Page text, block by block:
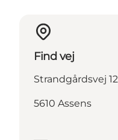
Find vej
Strandgårdsvej 12
5610 Assens